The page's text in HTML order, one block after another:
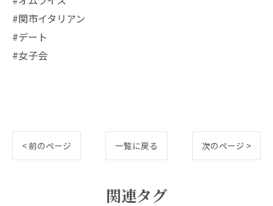
#関市イタリアン
#デート
#女子会
< 前のページ 一覧に戻る 次のページ >
関連タグ